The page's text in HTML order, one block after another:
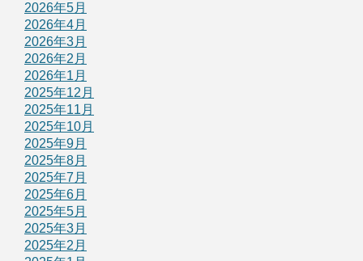
2026年5月
2026年4月
2026年3月
2026年2月
2026年1月
2025年12月
2025年11月
2025年10月
2025年9月
2025年8月
2025年7月
2025年6月
2025年5月
2025年3月
2025年2月